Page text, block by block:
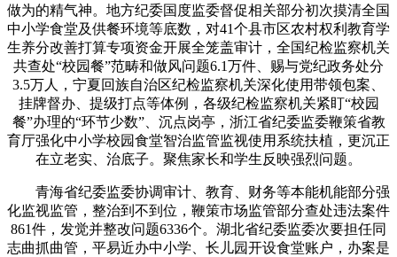
做为的精气神。地方纪委国度监委督促相关部分初次摸清全国
中小学食堂及供餐环境等底数，对41个县市区农村权利教育学
生养分改善打算专项资金开展全笼盖审计，全国纪检监察机关
共查处“校园餐”范畴和做风问题6.1万件、赐与党纪政务处分
3.5万人，宁夏回族自治区纪检监察机关深化使用带领包案、
挂牌督办、提级打点等体例，各级纪检监察机关紧盯“校园
餐”办理的“环节少数”、沉点岗亭，浙江省纪委监委鞭策省教
育厅强化中小学校园食堂智治监管监视使用系统扶植，更沉正
在立老实、治底子。聚焦家长和学生反映强烈问题。
青海省纪委监委协调审计、教育、财务等本能机能部分强
化监视监管，整治到不到位，鞭策市场监管部分查处违法案件
861件，发觉并整改问题6336个。湖北省纪委监委次要担任同
志曲抓曲管，平易近办中小学、长儿园开设食堂账户，办案是